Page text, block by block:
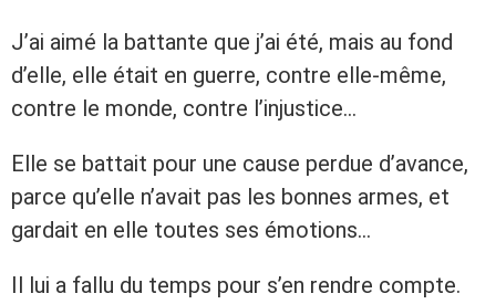
J’ai aimé la battante que j’ai été, mais au fond
d’elle, elle était en guerre, contre elle-même,
contre le monde, contre l’injustice…
Elle se battait pour une cause perdue d’avance,
parce qu’elle n’avait pas les bonnes armes, et
gardait en elle toutes ses émotions…
Il lui a fallu du temps pour s’en rendre compte.